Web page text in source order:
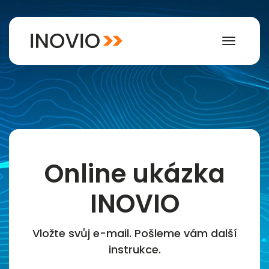
Toggle
Online ukázka
INOVIO
Vložte svůj e-mail. Pošleme vám další
instrukce.